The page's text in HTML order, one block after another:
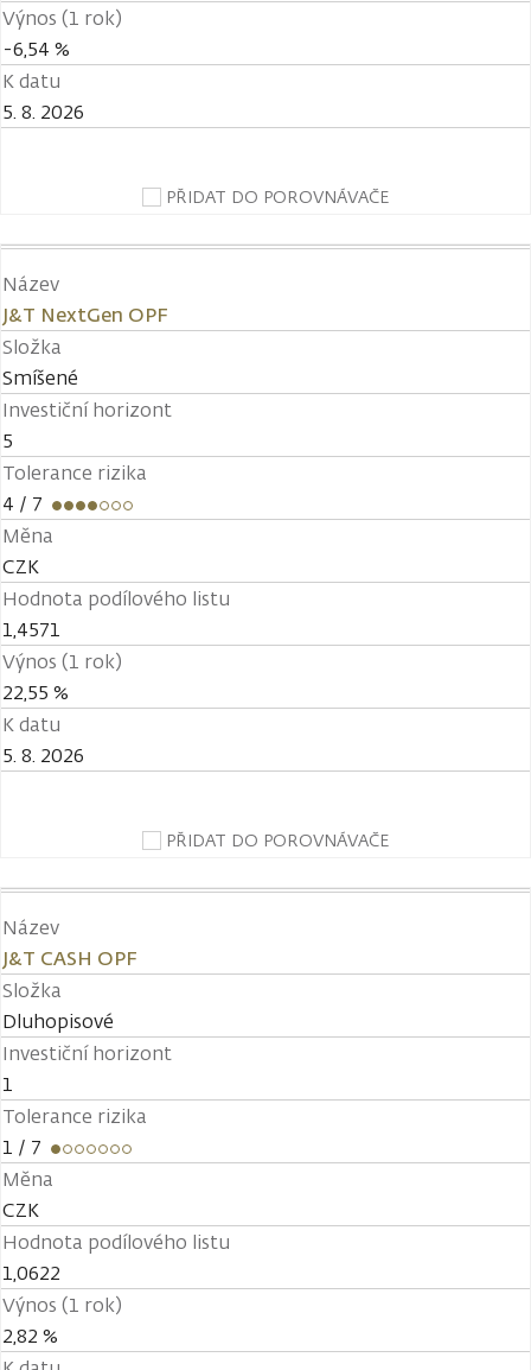
Výnos (1 rok)
-6,54 %
K datu
5. 8. 2026
PŘIDAT DO POROVNÁVAČE
Název
J&T NextGen OPF
Složka
Smíšené
Investiční horizont
5
Tolerance rizika
4 / 7
Měna
CZK
Hodnota podílového listu
1,4571
Výnos (1 rok)
22,55 %
K datu
5. 8. 2026
PŘIDAT DO POROVNÁVAČE
Název
J&T CASH OPF
Složka
Dluhopisové
Investiční horizont
1
Tolerance rizika
1 / 7
Měna
CZK
Hodnota podílového listu
1,0622
Výnos (1 rok)
2,82 %